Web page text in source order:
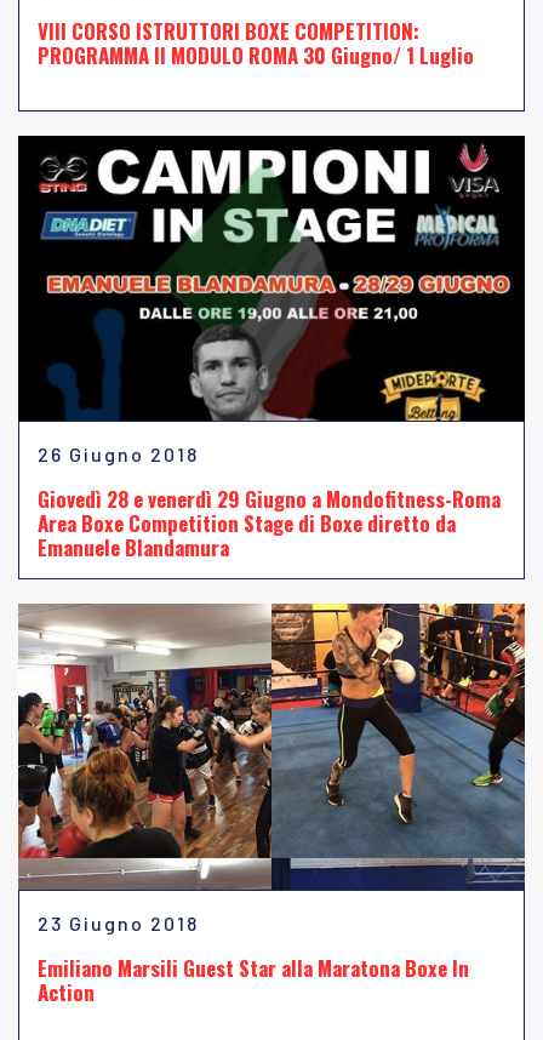
VIII CORSO ISTRUTTORI BOXE COMPETITION:
PROGRAMMA II MODULO ROMA 30 Giugno/ 1 Luglio
26 Giugno 2018
Giovedì 28 e venerdì 29 Giugno a Mondofitness-Roma
Area Boxe Competition Stage di Boxe diretto da
Emanuele Blandamura
23 Giugno 2018
Emiliano Marsili Guest Star alla Maratona Boxe In
Action